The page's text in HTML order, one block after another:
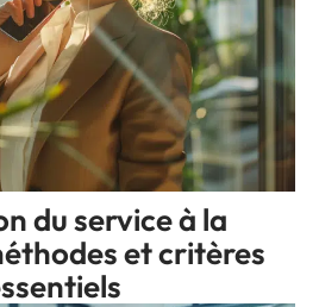
du service à la
et critères